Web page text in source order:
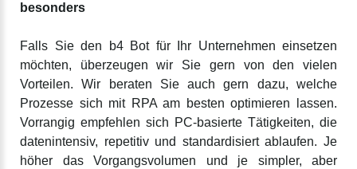
besonders
Falls Sie den b4 Bot für Ihr Unternehmen einsetzen
möchten, überzeugen wir Sie gern von den vielen
Vorteilen. Wir beraten Sie auch gern dazu, welche
Prozesse sich mit RPA am besten optimieren lassen.
Vorrangig empfehlen sich PC-basierte Tätigkeiten, die
datenintensiv, repetitiv und standardisiert ablaufen. Je
höher das Vorgangsvolumen und je simpler, aber